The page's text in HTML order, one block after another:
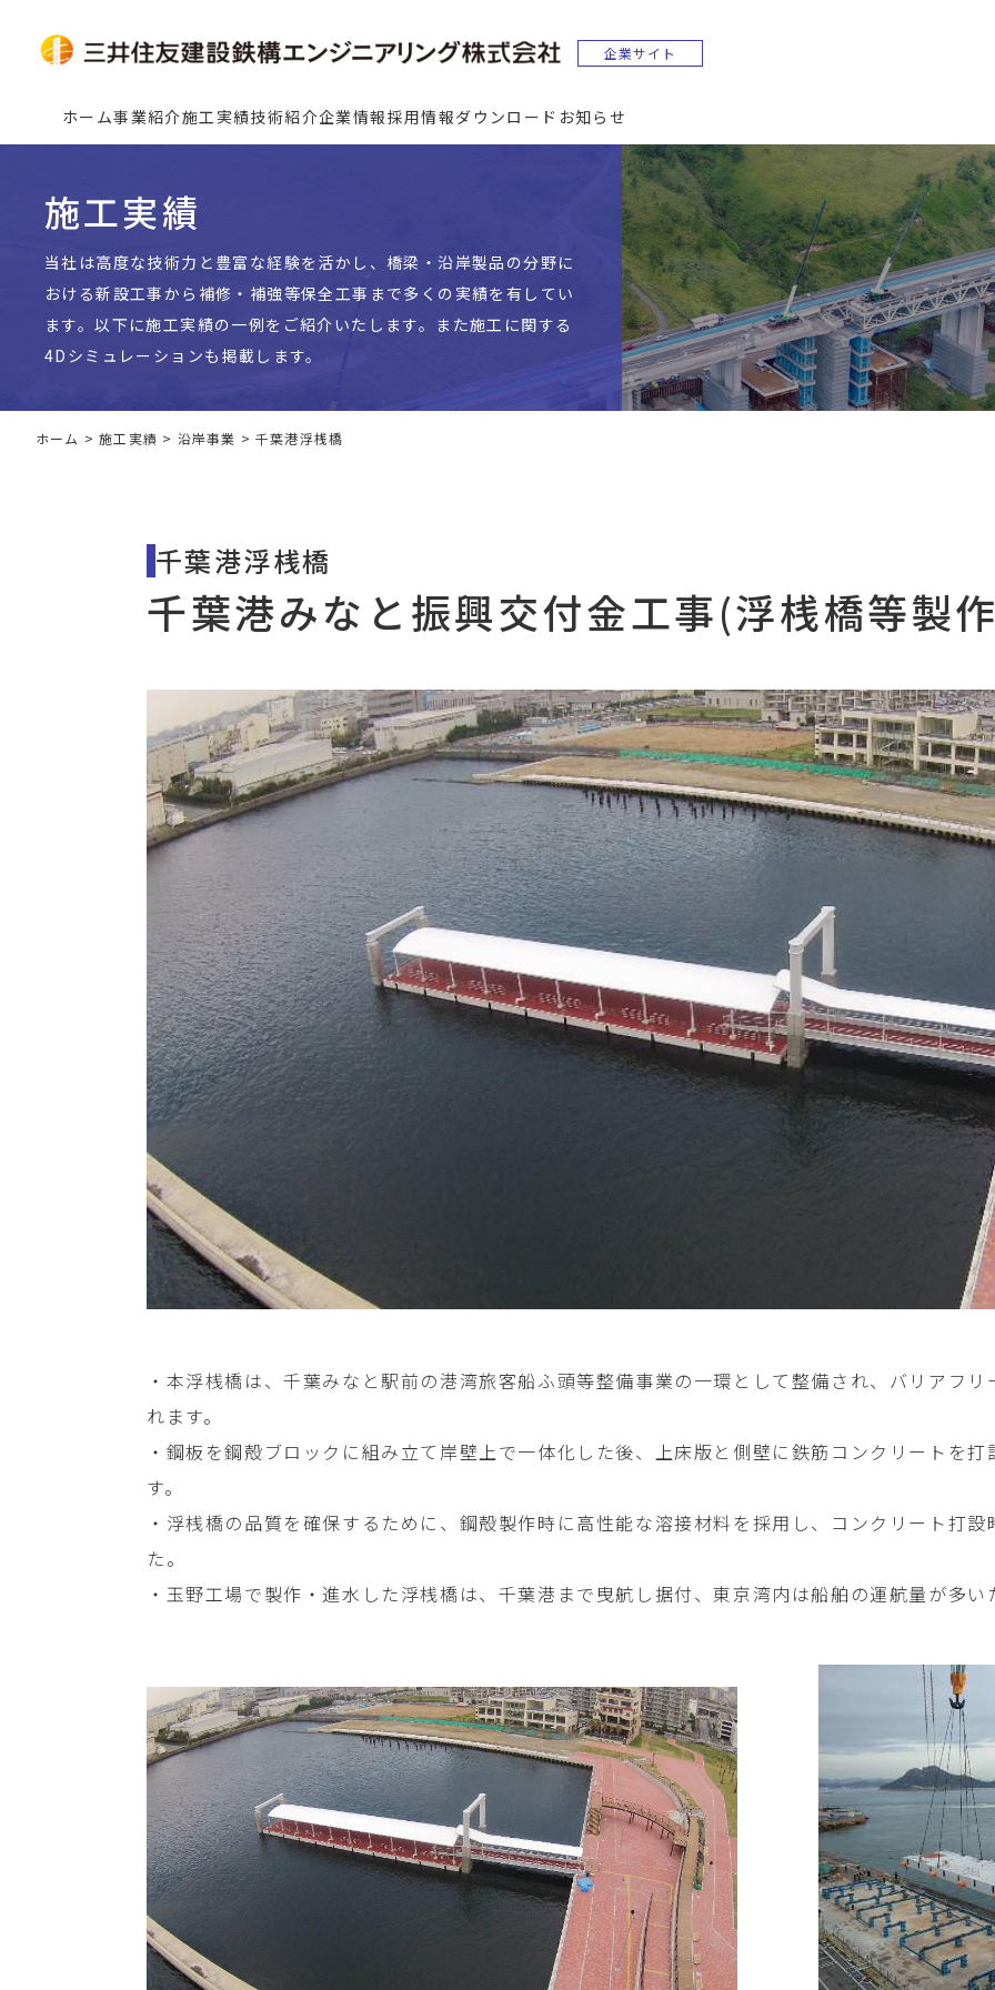
ホーム事業紹介施工実績技術紹介企業情報採用情報ダウンロード お知らせ
施工実績
当社は高度な技術力と豊富な経験を活かし、橋梁・沿岸製品の分野に
おける新設工事から補修・補強等保全工事まで多くの実績を有してい
ます。以下に施工実績の一例をご紹介いたします。また施工に関する
4Dシミュレーションも掲載します。
ホーム >施工実績 > 沿岸事業 >千葉港浮桟橋
千葉港浮桟橋
千葉港みなと振興交付金工事(浮桟橋等製
・本浮桟橋は、千葉みなと駅前の港湾旅客船ふ頭等整備事業の一環として整備され、バリアフ
れます。
・鋼板を鋼殻ブロックに組み立て岸壁上で一体化した後、上床版と側壁に鉄筋コンクリートを
す。
・浮桟橋の品質を確保するために、鋼殻製作時に高性能な溶接材料を採用し、コンクリート打
た。
・玉野工場で製作・進水した浮桟橋は、千葉港まで曳航し据付、東京湾内は船舶の運航量が多